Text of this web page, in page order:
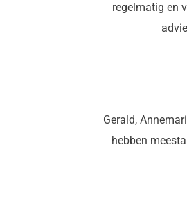
regelmatig en
Gerald,
hebben